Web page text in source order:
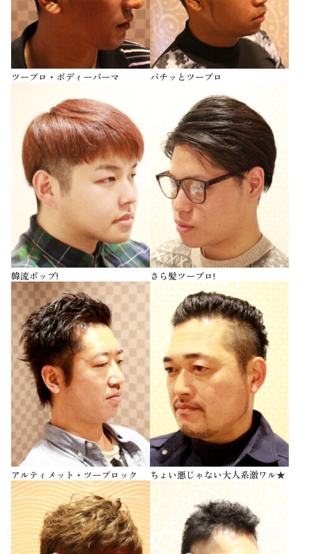
ツーブロ・ボディーパーマ バチッとツーブロ
韓流ポップ! さら髪ツーブロ!
アルティメット・ツーブロック ちょい悪じゃない大人系激ワル★